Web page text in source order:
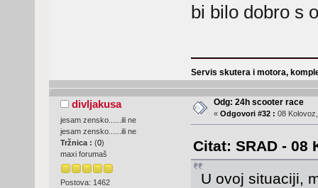
bi bilo dobro s
Servis skutera i motora,
divljakusa
jesam zensko......ili ne
jesam zensko......ili ne
Tržnica : (0)
maxi forumaš
Postova: 1462
Odg: 24h scooter race
« Odgovori #32 : 08
Citat: SRAD - 08
U ovoj situaciji,